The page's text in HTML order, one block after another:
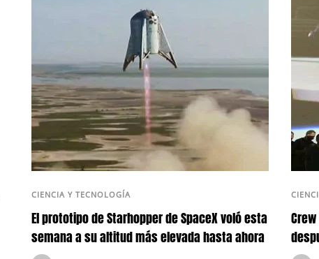
CIENCIA Y TECNOLOGÍA
El prototipo de Starhopper de SpaceX voló esta
semana a su altitud más elevada hasta ahora